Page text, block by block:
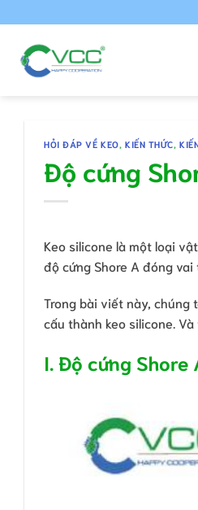
đến
dung
HỎI ĐÁP VỀ KEO, KIẾN THỨC,
Độ cứng
Keo silicone là một loại
độ cứng Shore A đóng
Trong bài viết này, chúng
cấu thành keo silicone.
I. Độ cứng Shore